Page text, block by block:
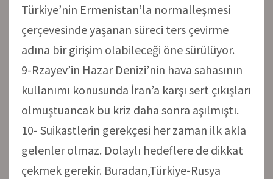
Türkiye’nin Ermenistan’la normalleşmesi
çerçevesinde yaşanan süreci ters çevirme
adına bir girişim olabileceği öne sürülüyor.
9-Rzayev’in Hazar Denizi’nin hava sahasının
kullanımı konusunda İran’a karşı sert çıkışları
olmuştuancak bu kriz daha sonra aşılmıştı.
10- Suikastlerin gerekçesi her zaman ilk akla
gelenler olmaz. Dolaylı hedeflere de dikkat
çekmek gerekir. Buradan,Türkiye-Rusya